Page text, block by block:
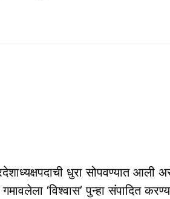
धुरा सोपवण्यात आली
‘विश्वास’ पुन्हा संपादित